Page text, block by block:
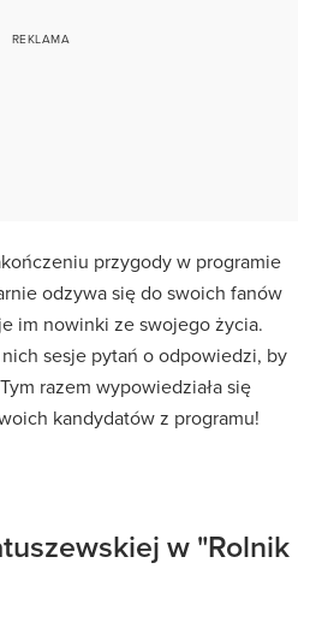
przygody w programie
odzywa się do swoich fanów
im nowinki ze swojego życia.
sesje pytań o odpowiedzi, by
razem wypowiedziała się
kandydatów z programu!
w "Rolnik